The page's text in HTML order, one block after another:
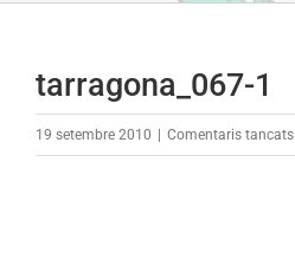
tarragona_067-1
19 setembre 2010 Comentaris tancatsa